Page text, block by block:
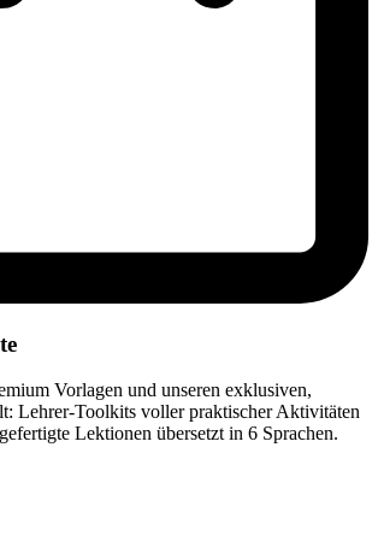
Vorlagen und unseren exklusiven,
Lehrer-Toolkits voller praktischer Aktivitäten
Lektionen übersetzt in 6 Sprachen.